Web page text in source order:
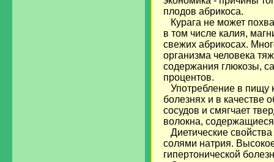
плодов абрикоса.
Курага не может
в том числе калия,
свежих абрикосах.
организма человека
содержания глюкозы,
процентов.
Употребление в пищу
болезнях и в качестве
сосудов и смягчает
волокна,
Диетические
солями натрия.
гипертонической